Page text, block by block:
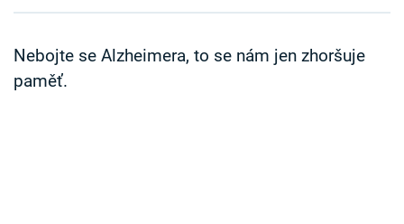
Sledujte nás
Nebojte se Alzheimera, to se nám jen zhoršuje
paměť.